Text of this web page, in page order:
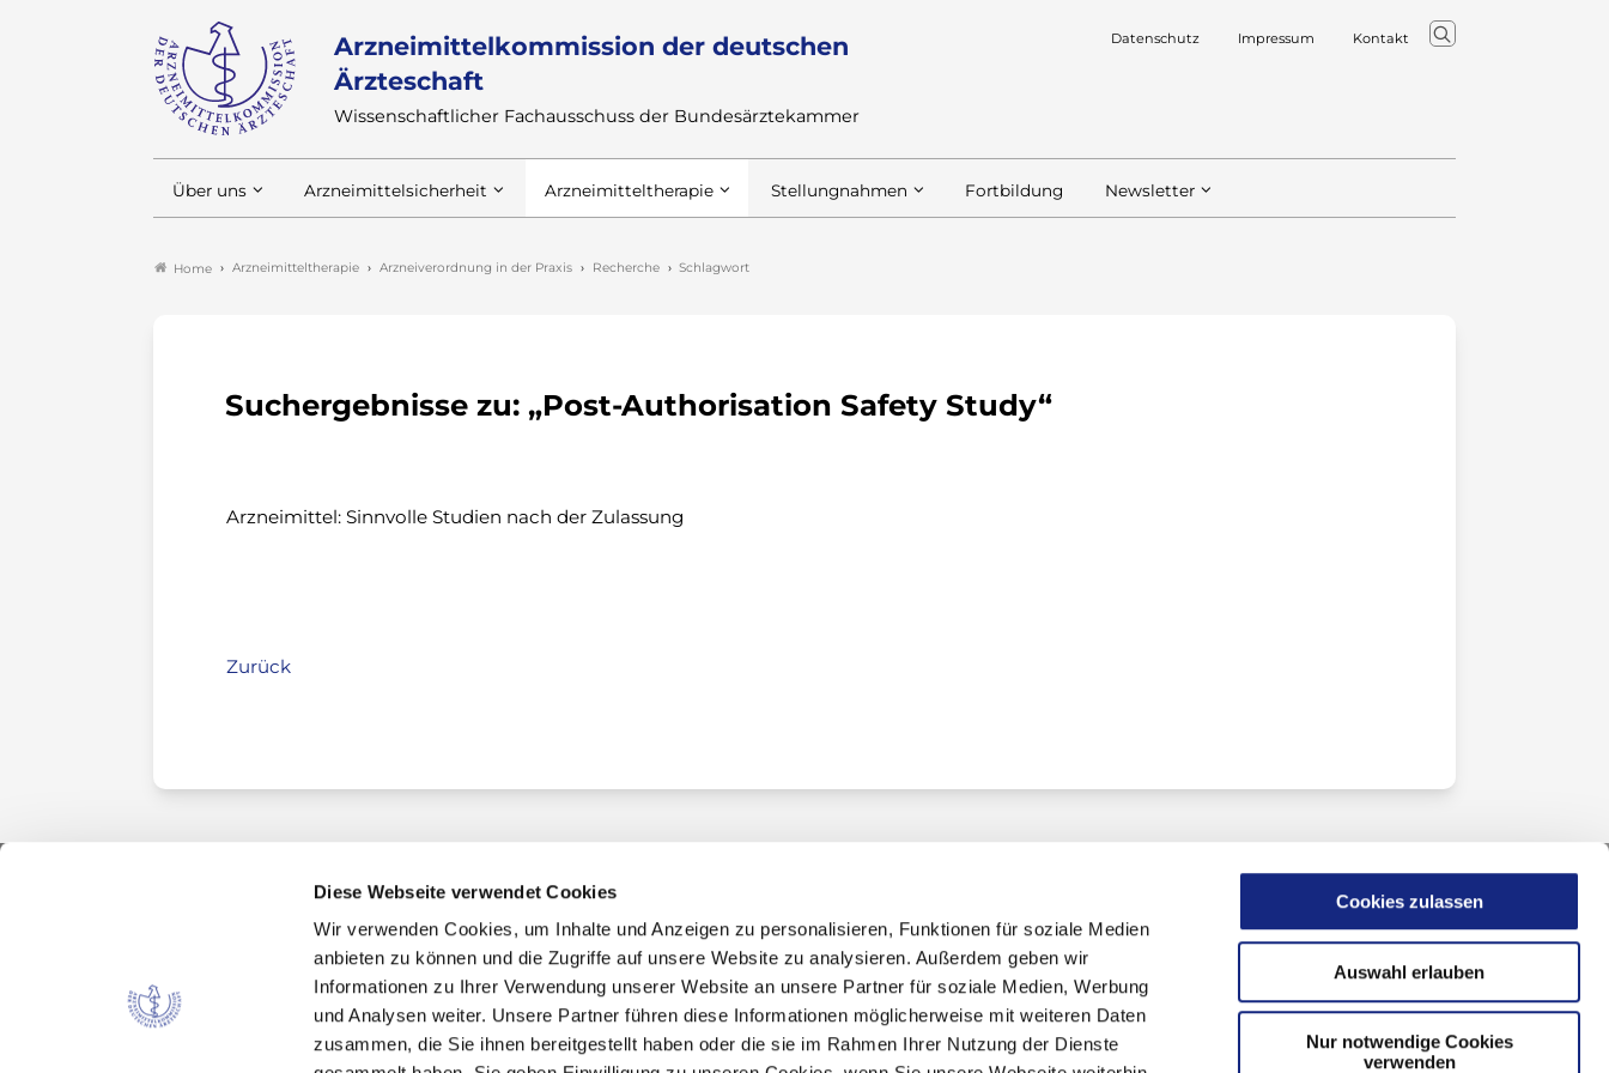
Diese Webseite verwendet Cookies
Wir verwenden Cookies, um Inhalte und Anzeigen zu personalisieren, Funktionen für soziale Medien
anbieten zu können und die Zugriffe auf unsere Website zu analysieren. Außerdem geben wir
Informationen zu Ihrer Verwendung unserer Website an unsere Partner für soziale Medien, Werbung
und Analysen weiter. Unsere Partner führen diese Informationen möglicherweise mit weiteren Daten
zusammen, die Sie ihnen bereitgestellt haben oder die sie im Rahmen Ihrer Nutzung der Dienste
Cookies zulassen
Auswahl erlauben
Nur notwendige Cookies
verwenden
Arzneimittelkommission der deutschen
Ärzteschaft
Wissenschaftlicher Fachausschuss der Bundesärztekammer
Datenschutz Impressum Kontakt
Über uns Arzneimittelsicherheit Arzneimitteltherapie Stellungnahmen Fortbildung Newsletter
Home Arzneimitteltherapie Arzneiverordnung in der Praxis Recherche Schlagwort
Suchergebnisse zu: „Post-Authorisation Safety Study“
Arzneimittel: Sinnvolle Studien nach der Zulassung
Zurück
Arzneimittelkommission der deutschen Ärzteschaft
Fachausschuss der Bundesärztekammer
Bundesärztekammer
Arbeitsgemeinschaft der deutschen Ärztekammern